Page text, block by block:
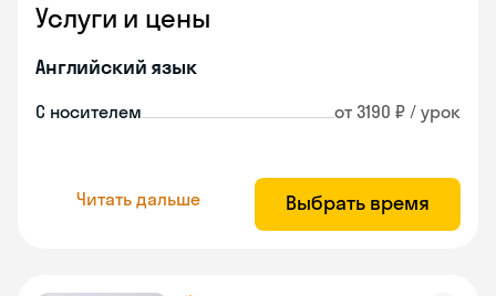
Услуги и цены
Английский язык
С носителем от 3190 ₽ / урок
Читать дальше Выбрать время